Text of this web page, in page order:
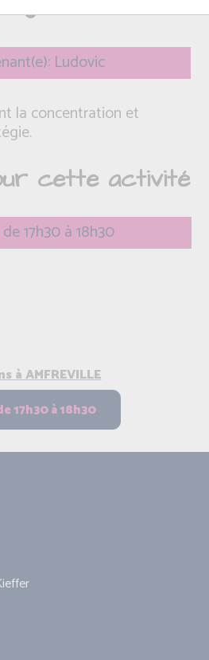
Ludovic
la concentration et
cette activité
17h30 à 18h30
à AMFREVILLE